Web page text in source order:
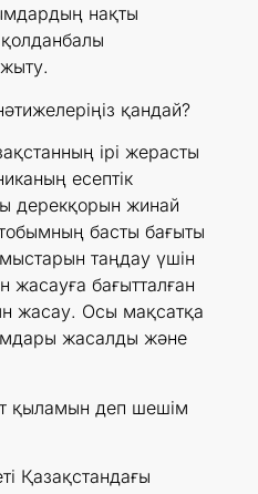
нақты
қандай?
ірі жерасты
есептік
дерекқорын жинай
басты бағыты
таңдау үшін
жасауға бағытталған
жасау. Осы мақсатқа
жасалды және
қыламын деп шешім
Қазақстандағы